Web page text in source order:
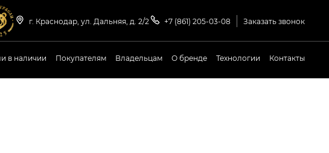
г. Краснодар, ул. Дальняя, д. 2/2 +7 (861) 205-03-08 Заказать звонок
в наличии Покупателям Владельцам О бренде Технологии Контакты